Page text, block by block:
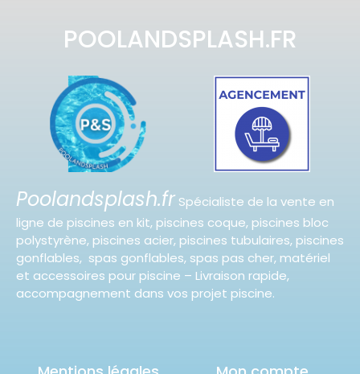
POOLANDSPLASH.FR
Poolandsplash.fr Spécialiste de la vente en
ligne de piscines en kit, piscines coque, piscines bloc
polystyrène, piscines acier, piscines tubulaires, piscines
gonflables, spas gonflables, spas pas cher, matériel
et accessoires pour piscine – Livraison rapide,
accompagnement dans vos projet piscine.